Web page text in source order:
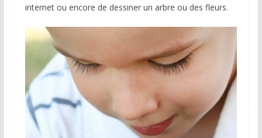
internet ou encore de dessiner un arbre ou des fleurs.